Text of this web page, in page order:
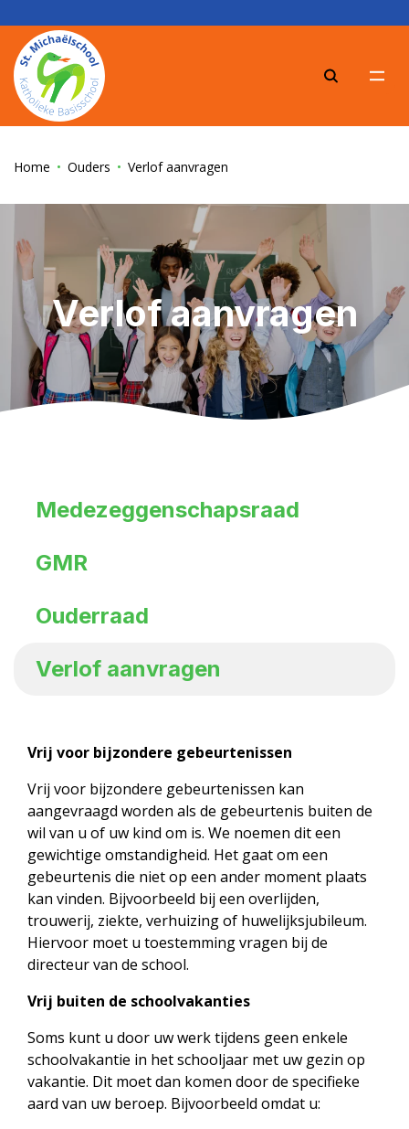
Home Ouders Verlof aanvragen
Verlof aanvragen
Medezeggenschapsraad
GMR
Ouderraad
Verlof aanvragen
Vrij voor bijzondere gebeurtenissen
Vrij voor bijzondere gebeurtenissen kan
aangevraagd worden als de gebeurtenis buiten de
wil van u of uw kind om is. We noemen dit een
gewichtige omstandigheid. Het gaat om een
gebeurtenis die niet op een ander moment plaats
kan vinden. Bijvoorbeeld bij een overlijden,
trouwerij, ziekte, verhuizing of huwelijksjubileum.
Hiervoor moet u toestemming vragen bij de
directeur van de school.
Vrij buiten de schoolvakanties
Soms kunt u door uw werk tijdens geen enkele
schoolvakantie in het schooljaar met uw gezin op
vakantie. Dit moet dan komen door de specifieke
aard van uw beroep. Bijvoorbeeld omdat u: